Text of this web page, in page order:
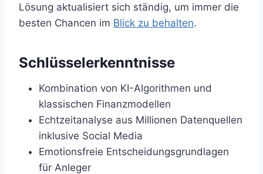
Lösung aktualisiert sich ständig, um immer die
besten Chancen im Blick zu behalten.
Schlüsselerkenntnisse
Kombination von KI-Algorithmen und
klassischen Finanzmodellen
Echtzeitanalyse aus Millionen Datenquellen
inklusive Social Media
Emotionsfreie Entscheidungsgrundlagen
für Anleger